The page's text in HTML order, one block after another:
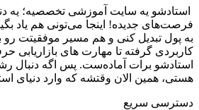
استادشو یه سایت آموزشی تخصصیه؛ یه
فرصت‌های جدیده! اینجا می‌تونی هم یاد
به پول تبدیل کنی و هم مسیر موفقیتت
کاربردی گرفته تا مهارت های بازاریابی
استادشو برات آماده‌ست. پس اگه دنبال
هستی، همین الان وقتشه که وارد دنیای
دسترسی سریع